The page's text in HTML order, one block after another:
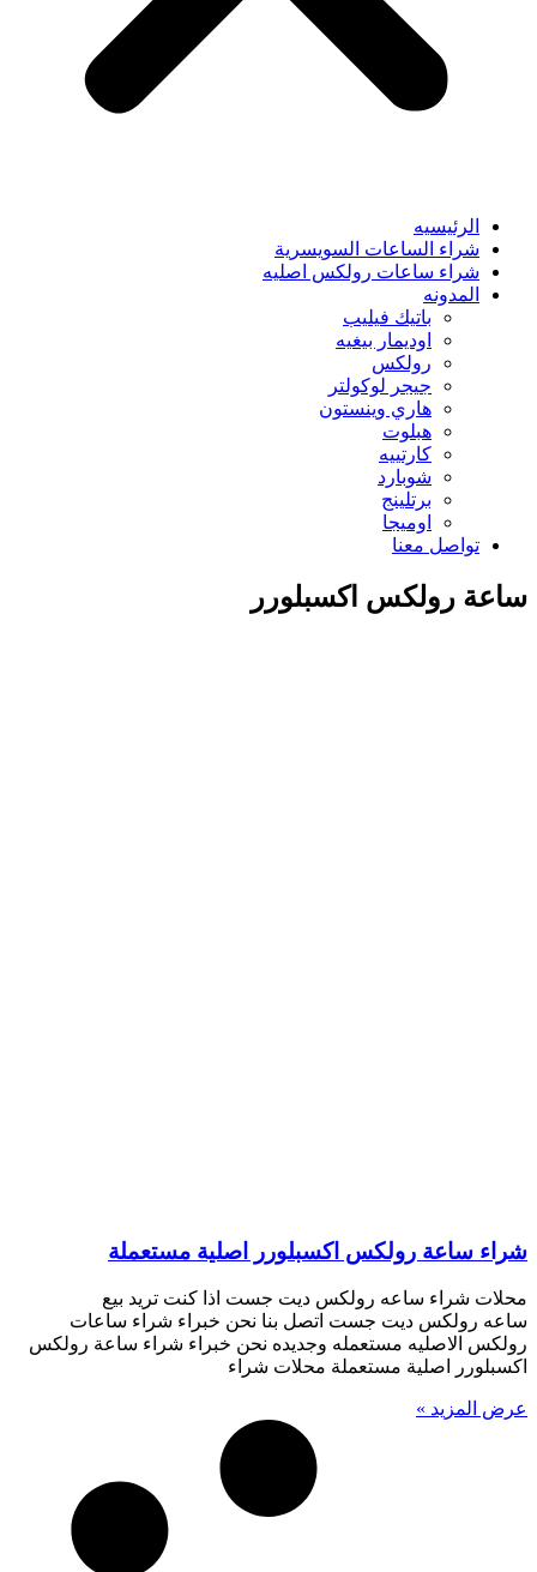
الرئيسيه
شراء الساعات السويسرية
شراء ساعات رولكس اصليه
المدونه
باتيك فيليب
اوديمار بيغيه
رولكس
جيجر لوكولتر
هاري وينستون
هبلوت
كارتييه
شوبارد
برتلينج
اوميجا
تواصل معنا
ساعة رولكس اكسبلورر
شراء ساعة رولكس اكسبلورر اصلية مستعملة
محلات شراء ساعه رولكس ديت جست اذا كنت تريد بيع
ساعه رولكس ديت جست اتصل بنا نحن خبراء شراء ساعات
رولكس الاصليه مستعمله وجديده نحن خبراء شراء ساعة رولكس
اكسبلورر اصلية مستعملة محلات شراء
عرض المزيد »